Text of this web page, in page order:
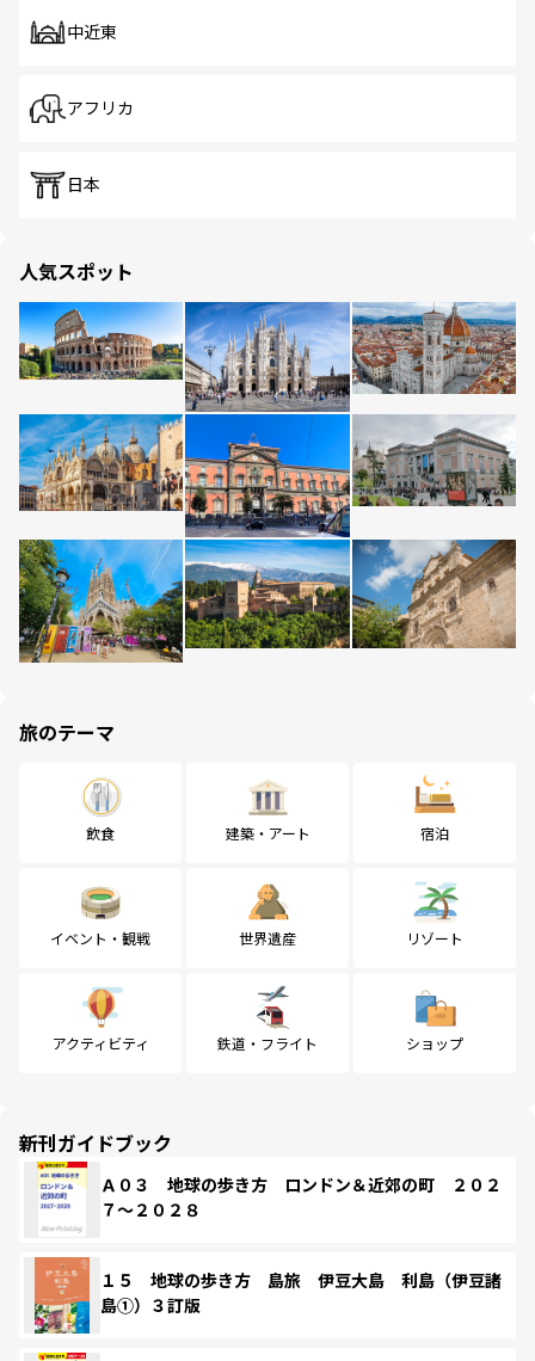
中近東
アフリカ
日本
人気スポット
旅のテーマ
飲食 建築・アート 宿泊
イベント・観戦 世界遺産 リゾート
アクティビティ 鉄道・フライト ショップ
新刊ガイドブック
Ａ０３ 地球の歩き方 ロンドン＆近郊の町 ２０２
７～２０２８
１５ 地球の歩き方 島旅 伊豆大島 利島（伊豆諸
島①）３訂版